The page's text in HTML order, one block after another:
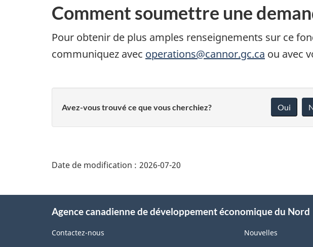
Comment soumettre une
Pour obtenir de plus amples renseignements sur ce
communiquez avec operations@cannor.gc.ca ou avec
Avez-vous trouvé ce que vous cherchiez? Oui
de
page"
Date de modification : 2026-07-20
Agence canadienne de développement économique du Nord
Contactez-nous Nouvelles